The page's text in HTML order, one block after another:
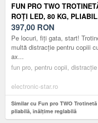
FUN PRO TWO
ROȚI LED, 80 KG,
397,00 RON
Pe locuri, fiți gata, start!
multă distracție pentru copiii
ax...
fun pro, pentru copii,
electronic-star.ro
Similar cu Fun pro TWO
pliabilă, înălțime reglabilă